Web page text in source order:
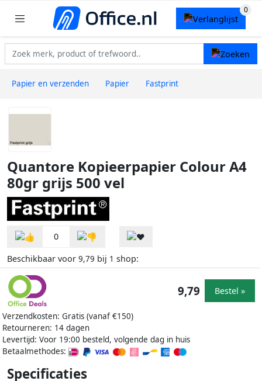
Papier en verzenden Papier Fastprint
Quantore Kopieerpapier Colour A4
80gr grijs 500 vel
0
Beschikbaar voor 9,79 bij 1 shop:
Verzendkosten: Gratis (vanaf €150)
Retourneren: 14 dagen
Levertijd: Voor 19:00 besteld, volgende dag in huis
Betaalmethodes:
9,79 Bestel »
Specificaties